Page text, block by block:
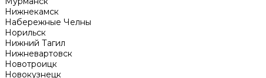
Нижнекамск
Набережные Челны
Норильск
Нижний Тагил
Нижневартовск
Новотроицк
Новокузнецк